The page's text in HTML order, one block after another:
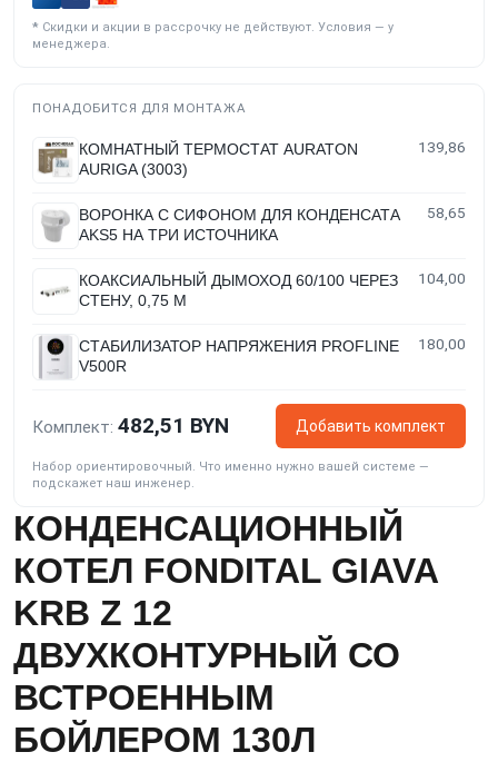
* Скидки и акции в рассрочку не действуют. Условия — у
менеджера.
ПОНАДОБИТСЯ ДЛЯ МОНТАЖА
КОМНАТНЫЙ ТЕРМОСТАТ AURATON
AURIGA (3003)
139,86
ВОРОНКА С СИФОНОМ ДЛЯ КОНДЕНСАТА
AKS5 НА ТРИ ИСТОЧНИКА
58,65
КОАКСИАЛЬНЫЙ ДЫМОХОД 60/100 ЧЕРЕЗ
СТЕНУ, 0,75 М
104,00
СТАБИЛИЗАТОР НАПРЯЖЕНИЯ PROFLINE
V500R
180,00
Комплект: 482,51 BYN Добавить комплект
Набор ориентировочный. Что именно нужно вашей системе —
подскажет наш инженер.
КОНДЕНСАЦИОННЫЙ
КОТЕЛ FONDITAL GIAVA
KRB Z 12
ДВУХКОНТУРНЫЙ СО
ВСТРОЕННЫМ
БОЙЛЕРОМ 130Л